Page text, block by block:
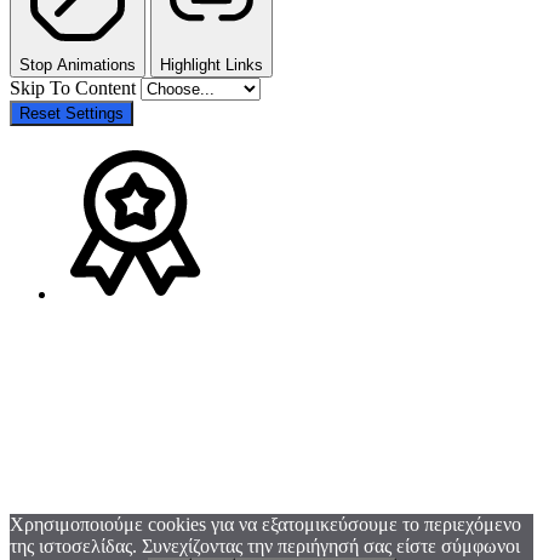
Stop Animations Highlight Links
Skip To Content
Reset Settings
Χρησιμοποιούμε cookies για να εξατομικεύσουμε το περιεχόμενο
της ιστοσελίδας. Συνεχίζοντας την περιήγησή σας είστε σύμφωνοι